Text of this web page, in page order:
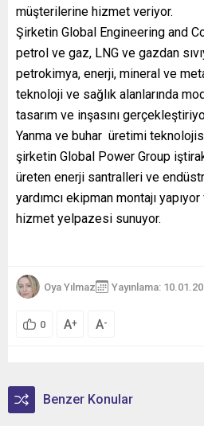
müşterilerine hizmet veriyor.
Şirketin Global Engineering and
petrol ve gaz, LNG ve gazdan
petrokimya, enerji, mineral ve
teknoloji ve sağlık alanlarında
tasarım ve inşasını
Yanma ve buhar üretimi
şirketin Global Power Group
üreten enerji santralleri ve
yardımcı ekipman montajı
hizmet yelpazesi sunuyor.
Oya Yılmaz Yayınlama:
0 A+ A-
Benzer Konular